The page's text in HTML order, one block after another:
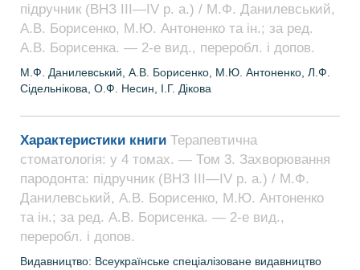
підручник (ВНЗ ІІІ—ІV р. а.) / М.Ф. Данилевський,
А.В. Борисенко, М.Ю. Антоненко та ін.; за ред.
А.В. Борисенка. — 2-е вид., переробл. і допов.
М.Ф. Данилевський, А.В. Борисенко, М.Ю. Антоненко, Л.Ф.
Сідельнікова, О.Ф. Несин, I.Г. Дікова
Характеристики книги Терапевтична
стоматологія: у 4 томах. — Том 3. Захворювання
пародонта: підручник (ВНЗ ІІІ—ІV р. а.) / М.Ф.
Данилевський, А.В. Борисенко, М.Ю. Антоненко
та ін.; за ред. А.В. Борисенка. — 2-е вид.,
переробл. і допов.
Видавництво: Всеукраїнське спеціалізоване видавництво